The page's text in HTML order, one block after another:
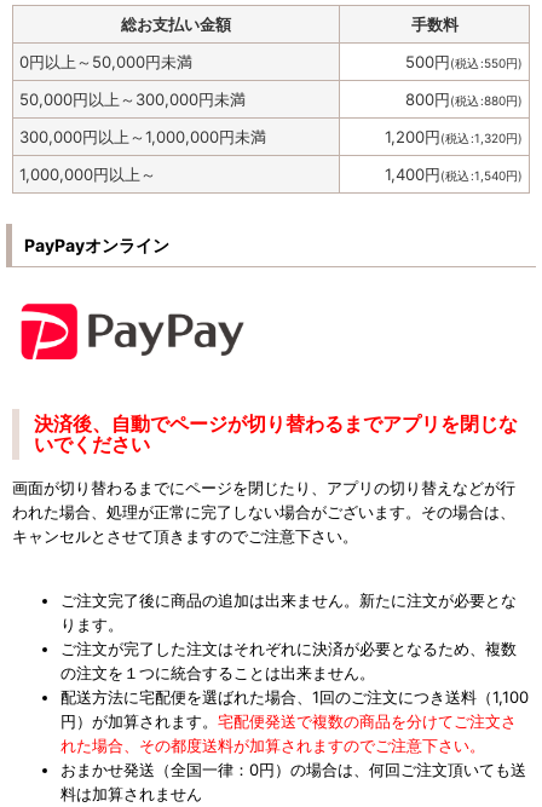
総お支払い金額
手数料
0円以上～50,000円未満 500円(税込:550円)
50,000円以上～300,000円未満 800円(税込:880円)
300,000円以上～1,000,000円未満 1,200円(税込:1,320円)
1,000,000円以上～ 1,400円(税込:1,540円)
PayPayオンライン
決済後、自動でページが切り替わるまでアプリを閉じな
いでください
画面が切り替わるまでにページを閉じたり、アプリの切り替えなどが行
われた場合、処理が正常に完了しない場合がございます。その場合は、
キャンセルとさせて頂きますのでご注意下さい。
ご注文完了後に商品の追加は出来ません。新たに注文が必要とな
ります。
ご注文が完了した注文はそれぞれに決済が必要となるため、複数
の注文を１つに統合することは出来ません。
配送方法に宅配便を選ばれた場合、1回のご注文につき送料（1,100
円）が加算されます。 宅配便発送で複数の商品を分けてご注文さ
れた場合、その都度送料が加算されますのでご注意下さい。
おまかせ発送（全国一律：0円）の場合は、何回ご注文頂いても送
料は加算されません